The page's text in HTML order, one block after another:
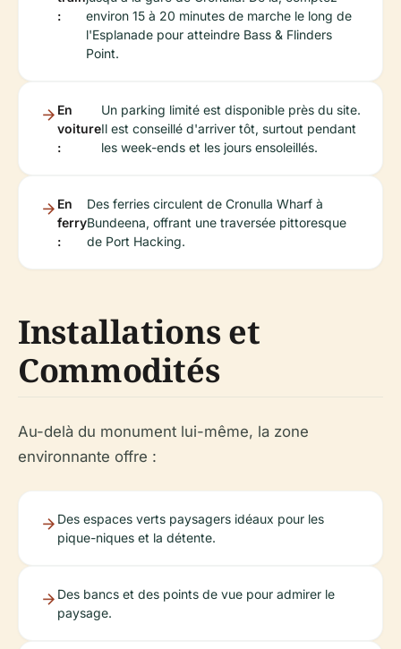
:
environ 15 à 20 minutes de marche le long de
l'Esplanade pour atteindre Bass & Flinders
Point.
En
voiture
:
Un parking limité est disponible près du site.
Il est conseillé d'arriver tôt, surtout pendant
les week-ends et les jours ensoleillés.
En
ferry
:
Des ferries circulent de Cronulla Wharf à
Bundeena, offrant une traversée pittoresque
de Port Hacking.
Installations et
Commodités
Au-delà du monument lui-même, la zone
environnante offre :
Des espaces verts paysagers idéaux pour les
pique-niques et la détente.
Des bancs et des points de vue pour admirer le
paysage.